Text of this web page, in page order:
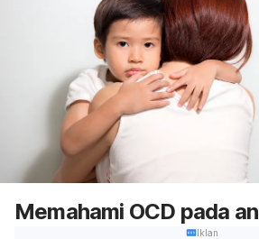
Memahami OCD pada
Iklan